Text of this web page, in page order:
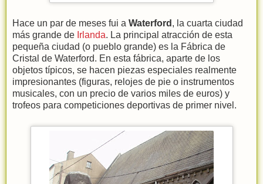
Hace un par de meses fui a Waterford , la cuarta ciudad
más grande de Irlanda. La principal atracción de esta
pequeña ciudad (o pueblo grande) es la Fábrica de
Cristal de Waterford. En esta fábrica, aparte de los
objetos típicos, se hacen piezas especiales realmente
impresionantes (figuras, relojes de pie o instrumentos
musicales, con un precio de varios miles de euros) y
trofeos para competiciones deportivas de primer nivel.